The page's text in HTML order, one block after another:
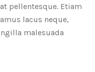
pellentesque. Etiam
lacus neque,
malesuada